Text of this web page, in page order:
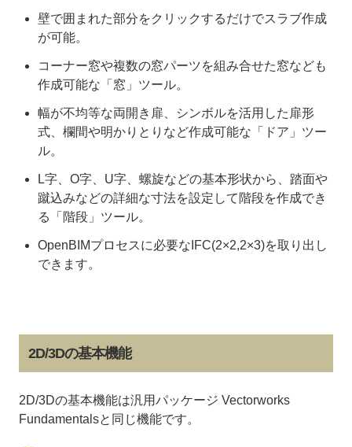
壁で囲まれた部分をクリックするだけでスラブ作成
が可能。
コーナー窓や複数の窓パーツを組み合せた窓なども
作成可能な「窓」ツール。
幅が不均等な両開き扉、シンボルを活用した扉形
式、欄間や明かりとりなど作成可能な「ドア」ツー
ル。
L字、O字、U字、螺旋などの基本形状から、踏面や
蹴込みなどの詳細な寸法を設定して階段を作成でき
る「階段」ツール。
OpenBIMプロセスに必要なIFC(2×2,2×3)を取り出し
できます。
2D/3Dの基本機能
2D/3Dの基本機能は汎用パッケージ Vectorworks
Fundamentalsと同じ機能です。